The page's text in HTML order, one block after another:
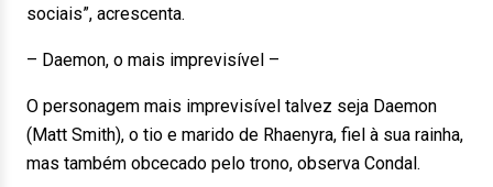
sociais”, acrescenta.
– Daemon, o mais imprevisível –
O personagem mais imprevisível talvez seja Daemon
(Matt Smith), o tio e marido de Rhaenyra, fiel à sua rainha,
mas também obcecado pelo trono, observa Condal.